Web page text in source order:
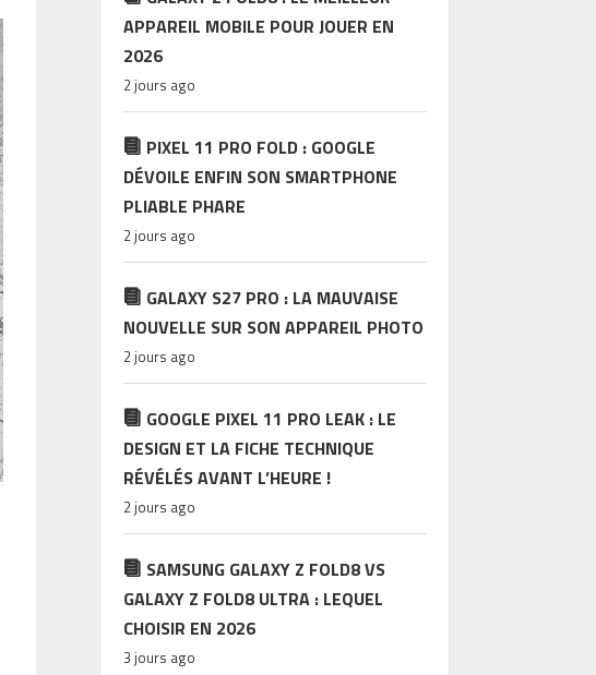
APPAREIL MOBILE POUR JOUER EN
2026
2 jours ago
PIXEL 11 PRO FOLD : GOOGLE
DÉVOILE ENFIN SON SMARTPHONE
PLIABLE PHARE
2 jours ago
GALAXY S27 PRO : LA MAUVAISE
NOUVELLE SUR SON APPAREIL PHOTO
2 jours ago
GOOGLE PIXEL 11 PRO LEAK : LE
DESIGN ET LA FICHE TECHNIQUE
RÉVÉLÉS AVANT L’HEURE !
2 jours ago
SAMSUNG GALAXY Z FOLD8 VS
GALAXY Z FOLD8 ULTRA : LEQUEL
CHOISIR EN 2026
3 jours ago